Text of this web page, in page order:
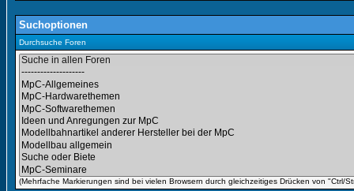
Suchoptionen
Durchsuche Foren
(Mehrfache Markierungen sind bei vielen Browsern durch gleichzeitiges Drücken von "Ctrl/